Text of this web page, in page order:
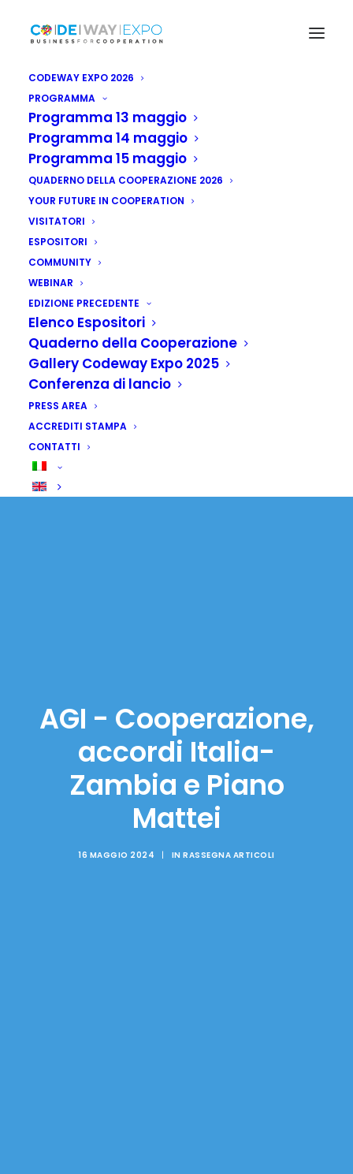
CODEWAY EXPO 2026
PROGRAMMA
Programma 13 maggio
Programma 14 maggio
Programma 15 maggio
QUADERNO DELLA COOPERAZIONE 2026
YOUR FUTURE IN COOPERATION
VISITATORI
ESPOSITORI
COMMUNITY
WEBINAR
EDIZIONE PRECEDENTE
Elenco Espositori
Quaderno della Cooperazione
Gallery Codeway Expo 2025
Conferenza di lancio
PRESS AREA
ACCREDITI STAMPA
CONTATTI
AGI - Cooperazione,
accordi Italia-
Zambia e Piano
Mattei
16 MAGGIO 2024 | INRASSEGNA ARTICOLI